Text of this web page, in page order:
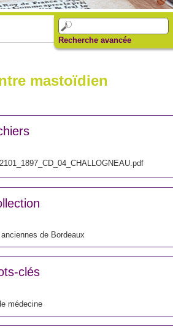
Recherche avancée
mastoïdien
de Bordeaux
clés
médecine